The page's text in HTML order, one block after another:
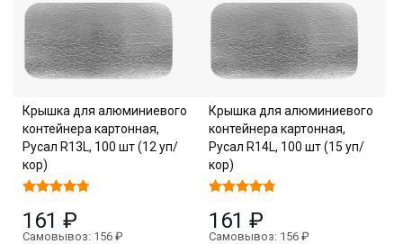
Крышка для алюминиевого
контейнера картонная,
Русал R13L, 100 шт (12 уп/
кор)
161 ₽
Самовывоз: 156 ₽
Крышка для алюминиевого
контейнера картонная,
Русал R14L, 100 шт (15 уп/
кор)
161 ₽
Самовывоз: 156 ₽